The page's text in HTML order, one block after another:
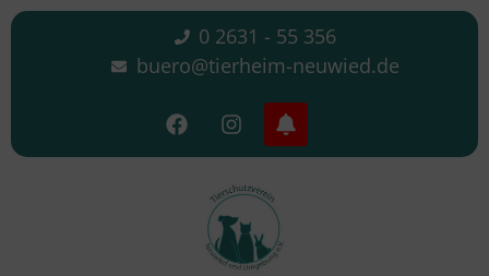
0 2631 - 55 356
buero@tierheim-neuwied.de